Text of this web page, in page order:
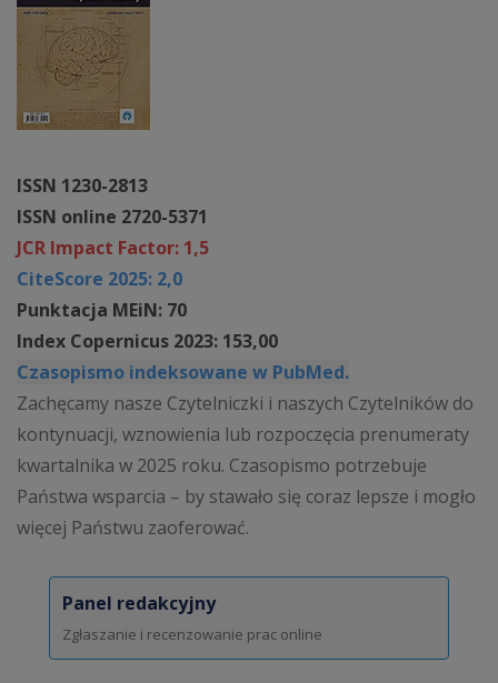
ISSN 1230-2813
ISSN online 2720-5371
JCR Impact Factor: 1,5
CiteScore 2025: 2,0
Punktacja MEiN: 70
Index Copernicus 2023: 153,00
Czasopismo indeksowane w PubMed.
Zachęcamy nasze Czytelniczki i naszych Czytelników do
kontynuacji, wznowienia lub rozpoczęcia prenumeraty
kwartalnika w 2025 roku. Czasopismo potrzebuje
Państwa wsparcia – by stawało się coraz lepsze i mogło
więcej Państwu zaoferować.
Panel redakcyjny
Zgłaszanie i recenzowanie prac online